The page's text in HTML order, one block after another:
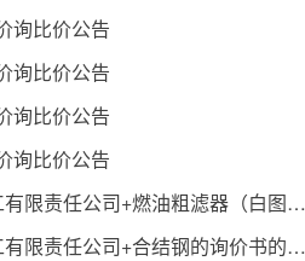
询比价公告
询比价公告
询比价公告
询比价公告
责任公司+燃油粗滤器（白图）的询价书的询价结果
限责任公司+合结钢的询价书的询价结果